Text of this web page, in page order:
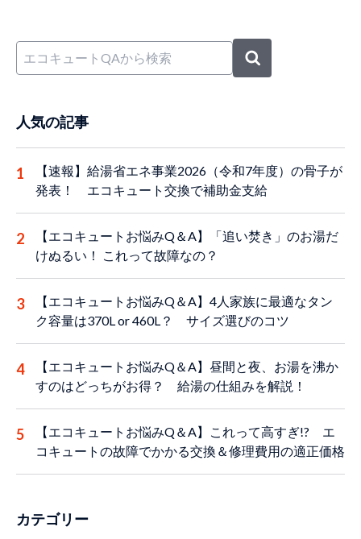
人気の記事
【速報】給湯省エネ事業2026（令和7年度）の骨子が
発表！ エコキュート交換で補助金支給
【エコキュートお悩みQ＆A】「追い焚き」のお湯だ
けぬるい！ これって故障なの？
【エコキュートお悩みQ＆A】4人家族に最適なタン
ク容量は370L or 460L？ サイズ選びのコツ
【エコキュートお悩みQ＆A】昼間と夜、お湯を沸か
すのはどっちがお得？ 給湯の仕組みを解説！
【エコキュートお悩みQ＆A】これって高すぎ!? エ
コキュートの故障でかかる交換＆修理費用の適正価格
カテゴリー